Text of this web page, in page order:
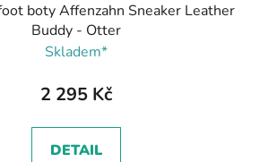
boty Affenzahn Sneaker Leather
Buddy - Otter
Skladem*
2 295 Kč
DETAIL